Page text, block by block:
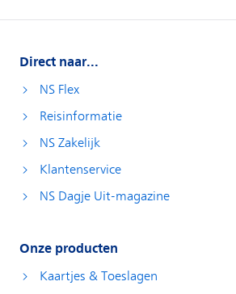
Direct naar...
NS Flex
Reisinformatie
NS Zakelijk
Klantenservice
NS Dagje Uit-magazine
Onze producten
Kaartjes & Toeslagen